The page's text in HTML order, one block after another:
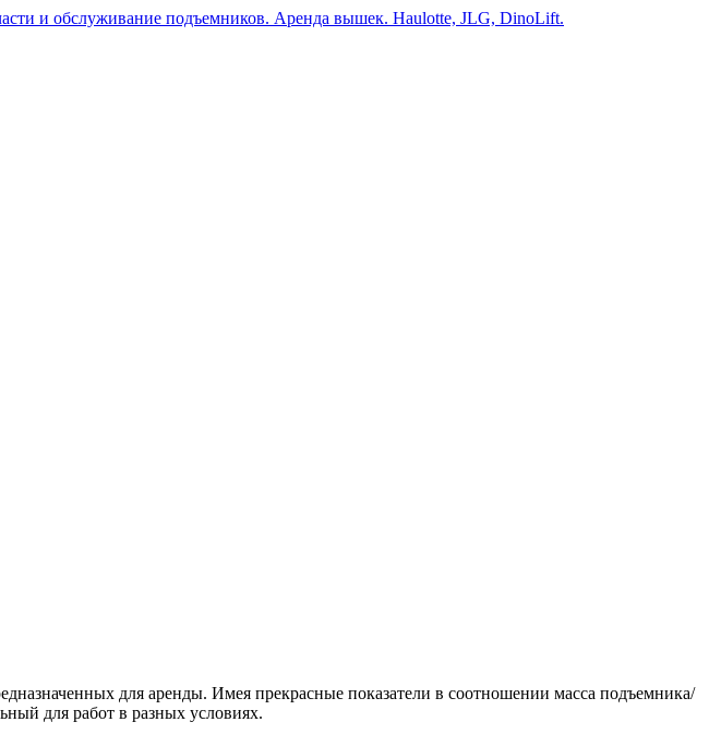
для аренды. Имея прекрасные показатели в соотношении масса подъемника/
для работ в разных условиях.